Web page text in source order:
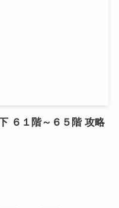
６１階～６５階 攻略